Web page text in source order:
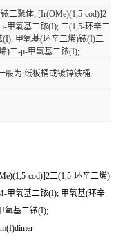
二聚体; [Ir(OMe)(1,5-cod)]2
甲氧基二铱(I); 二(1,5-环辛二
甲氧基(环辛二烯)铱(I)二
)二-μ-甲氧基二铱(I);
般为:纸板桶或镀锌铁桶
cod)]2二(1,5-环辛二烯)
甲氧基二铱(I); 甲氧基(环辛
氧基二铱(I);